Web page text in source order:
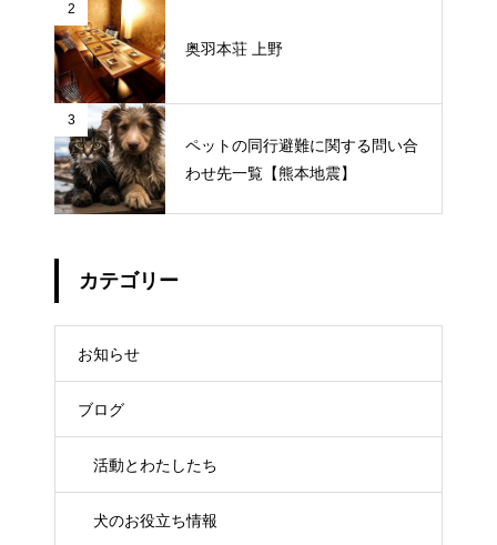
2
奥羽本荘 上野
3
ペットの同行避難に関する問い合
わせ先一覧【熊本地震】
カテゴリー
お知らせ
ブログ
活動とわたしたち
犬のお役立ち情報